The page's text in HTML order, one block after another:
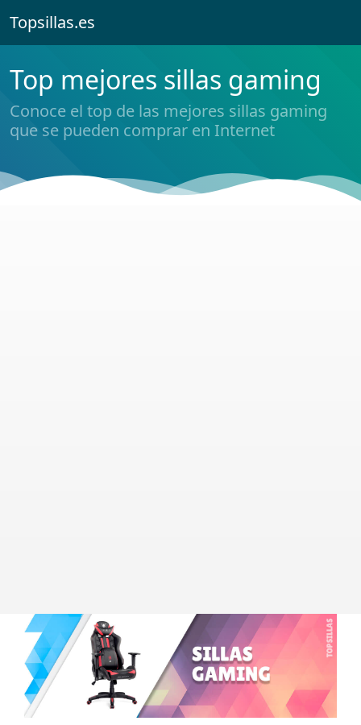
Topsillas.es
Top mejores sillas gaming
Conoce el top de las mejores sillas gaming
que se pueden comprar en Internet